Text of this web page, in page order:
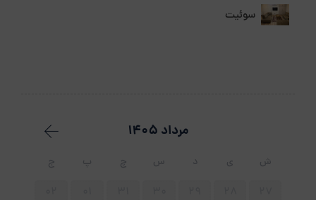
دقیقه
سوئیت
مرداد 1405
ش ی د س چ پ ج